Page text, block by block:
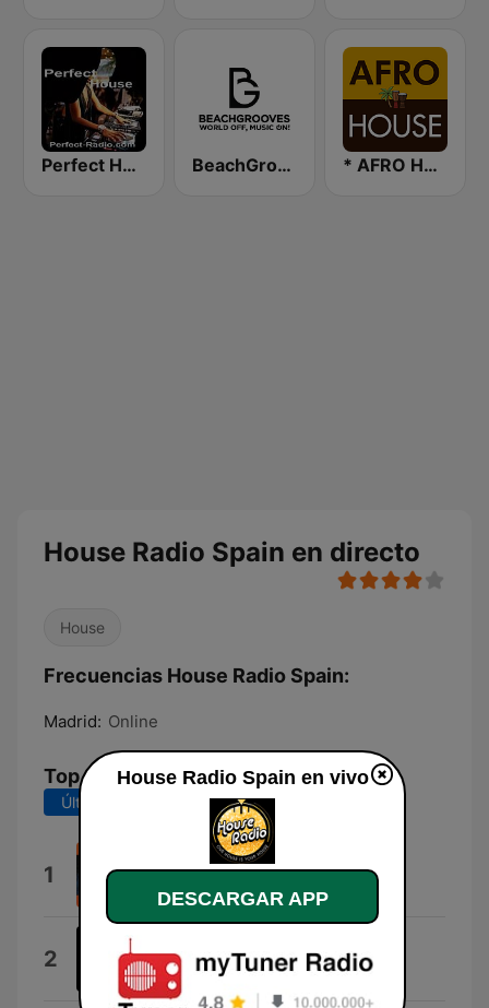
Perfect House BeachGrooves Radio * AFRO HOUSE
House Radio Spain en directo
House
Frecuencias House Radio Spain:
Madrid: Online
Top Canciones
Últimos 7 días Últimos 30 días
1 Coste de llamada
Trio Zapatista
2 Banda Rembrandt
House Radio Spain en vivo
DESCARGAR APP